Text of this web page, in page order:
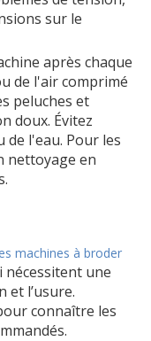
sur le
après chaque
de l'air comprimé
peluches et
doux. Évitez
l'eau. Pour les
nettoyage en
machines à broder
nécessitent une
l’usure.
connaître les